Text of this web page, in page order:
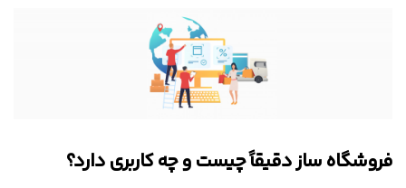
فروشگاه ساز دقیقاً چیست و چه کاربری دارد؟